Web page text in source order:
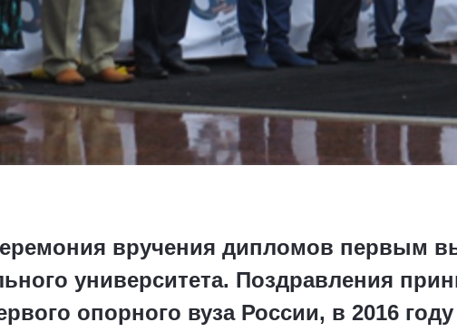
вручения дипломов первым
университета. Поздравления
опорного вуза России, в 2016